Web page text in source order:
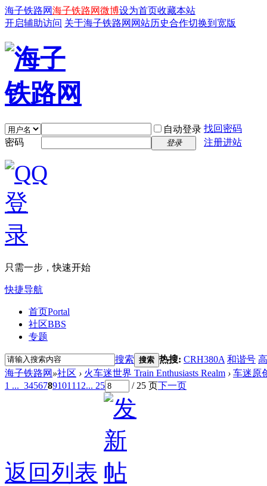
海子铁路网海子铁路网微博设为首页收藏本站
开启辅助访问 关于海子铁路网 网站历史合作切换到宽版
自动登录 找回密码
密码
登录 注册进站
只需一步，快速开始
快捷导航
首页Portal
社区BBS
专题
搜索 搜索 热搜: CRH380A 和谐号
海子铁路网 »社区 › 火车迷世界 Train Enthusiasts Realm › 车迷原
1 ... 34567891011 12... 25 / 25 页下一页
返回列表